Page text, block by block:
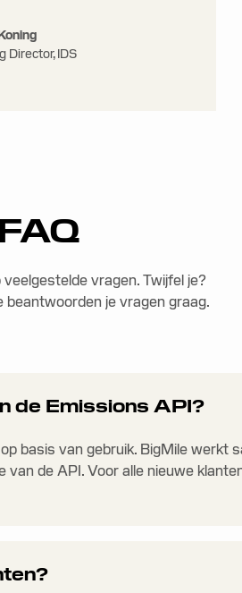
Director, IDS
FAQ
vragen. Twijfel je?
beantwoorden je vragen graag.
de Emissions API?
basis van gebruik. BigMile werkt
de API. Voor alle nieuwe